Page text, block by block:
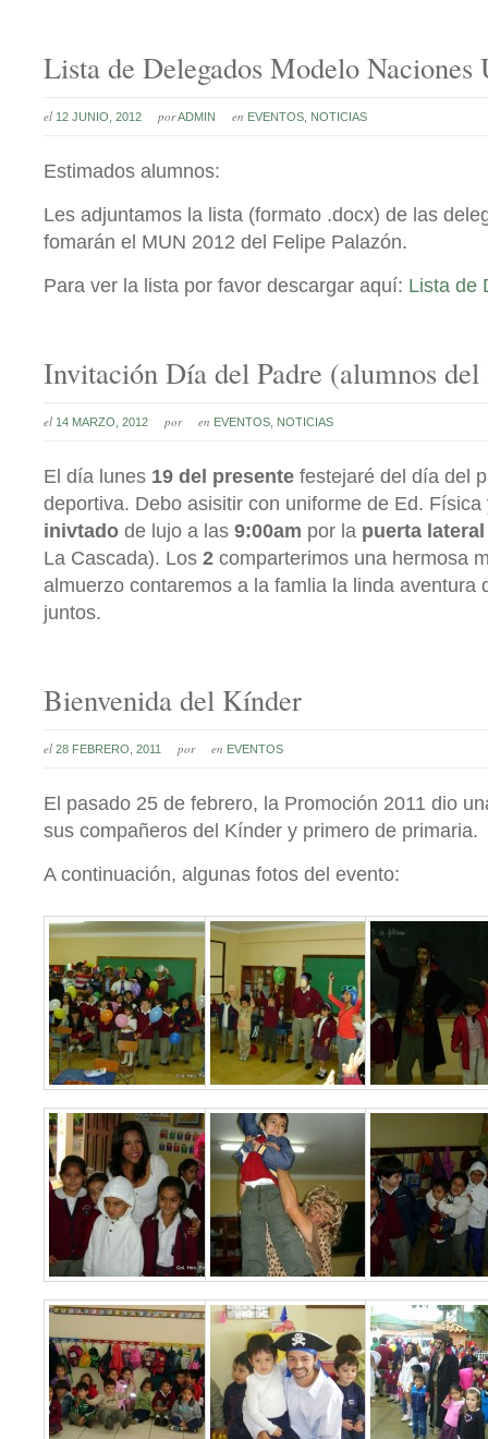
Lista de Delegados Modelo Naciones
el 12 JUNIO, 2012 porADMIN en EVENTOS NOTICIAS
Estimados alumnos:
Les adjuntamos la lista (formato .docx) de las
fomarán el MUN 2012 del Felipe Palazón.
Para ver la lista por favor descargar aquí: Lista de
Invitación Día del Padre (alumnos
el 14 MARZO, 2012 por en EVENTOS NOTICIAS
El día lunes 19 del presente festejaré del día del
deportiva. Debo asisitir con uniforme de Ed. Física
inivtado de lujo a las 9:00am por la puerta lateral
La Cascada). Los 2 comparterimos una hermosa
almuerzo contaremos a la famlia la linda aventura
juntos.
Bienvenida del Kínder
el 28 FEBRERO, 2011 por en EVENTOS
El pasado 25 de febrero, la Promoción 2011 dio
sus compañeros del Kínder y primero de primaria.
A continuación, algunas fotos del evento: